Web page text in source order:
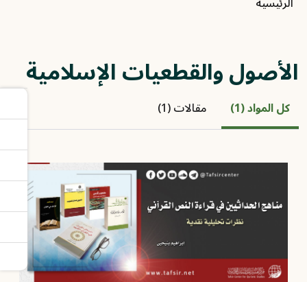
الأصول والقطعيات الإسلامية
كل المواد (1) مقالات (1)